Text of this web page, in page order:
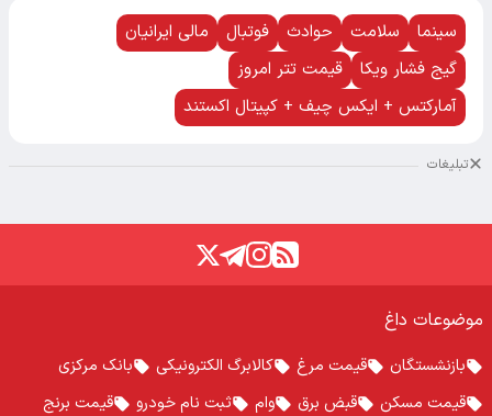
سینما سلامت حوادث فوتبال
مالی ایرانیان
گیج فشار ویکا
قیمت تتر امروز
آمارکتس + ایکس چیف + کپیتال اکستند
تبلیغات
موضوعات داغ
بازنشستگان قیمت مرغ کالابرگ الکترونیکی
بانک مرکزی
قیمت مسکن
قبض برق وام ثبت نام خودرو قیمت برنج